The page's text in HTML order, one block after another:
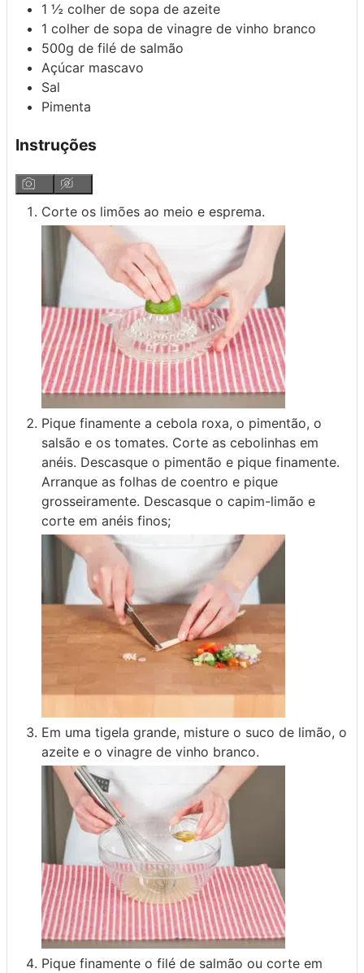
1 ½ colher de sopa de azeite
1 colher de sopa de vinagre de vinho branco
500g de filé de salmão
Açúcar mascavo
Sal
Pimenta
Instruções
Corte os limões ao meio e esprema.
Pique finamente a cebola roxa, o pimentão, o
salsão e os tomates. Corte as cebolinhas em
anéis. Descasque o pimentão e pique finamente.
Arranque as folhas de coentro e pique
grosseiramente. Descasque o capim-limão e
corte em anéis finos;
Em uma tigela grande, misture o suco de limão, o
azeite e o vinagre de vinho branco.
Pique finamente o filé de salmão ou corte em